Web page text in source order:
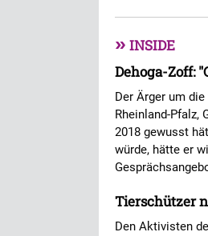
» INSIDE
Dehoga-Zoff:
Der Ärger um
Rheinland-Pfalz,
2018 gewusst
würde, hätte er
Tierschützer
Den Aktivisten